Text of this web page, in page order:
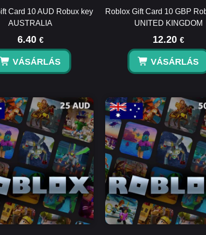
Card 10 AUD Robux key
AUSTRALIA
6.40 €
VÁSÁRLÁS
Roblox Gift Card 10 GBP
UNITED KINGDOM
12.20 €
VÁSÁRLÁS